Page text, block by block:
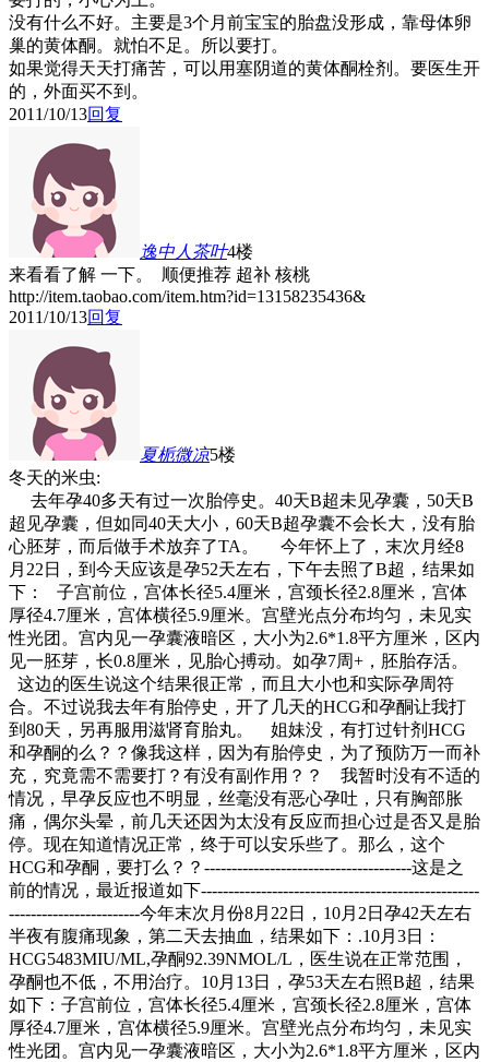
没有什么不好。主要是3个月前宝宝的胎盘没形成，靠母体卵
巢的黄体酮。就怕不足。所以要打。
如果觉得天天打痛苦，可以用塞阴道的黄体酮栓剂。要医生开
的，外面买不到。
2011/10/13回复
逸中人茶叶4楼
来看看了解 一下。
顺便推荐 超补 核桃
http://item.taobao.com/item.htm?id=13158235436&
2011/10/13回复
夏栀微凉5楼
冬天的米虫:
去年孕40多天有过一次胎停史。40天B超未见孕囊，50天B
超见孕囊，但如同40天大小，60天B超孕囊不会长大，没有胎
心胚芽，而后做手术放弃了TA。 今年怀上了，末次月经8
月22日，到今天应该是孕52天左右，下午去照了B超，结果如
下： 子宫前位，宫体长径5.4厘米，宫颈长径2.8厘米，宫体
厚径4.7厘米，宫体横径5.9厘米。宫壁光点分布均匀，未见实
性光团。宫内见一孕囊液暗区，大小为2.6*1.8平方厘米，区内
见一胚芽，长0.8厘米，见胎心搏动。如孕7周+，胚胎存活。
这边的医生说这个结果很正常，而且大小也和实际孕周符
合。不过说我去年有胎停史，开了几天的HCG和孕酮让我打
到80天，另再服用滋肾育胎丸。 姐妹没，有打过针剂HCG
和孕酮的么？？像我这样，因为有胎停史，为了预防万一而补
充，究竟需不需要打？有没有副作用？？ 我暂时没有不适的
情况，早孕反应也不明显，丝毫没有恶心孕吐，只有胸部胀
痛，偶尔头晕，前几天还因为太没有反应而担心过是否又是胎
停。现在知道情况正常，终于可以安乐些了。那么，这个
HCG和孕酮，要打么？？--------------------------------------这是之
前的情况，最近报道如下---------------------------------------------------
------------------------今年末次月份8月22日，10月2日孕42天左右
半夜有腹痛现象，第二天去抽血，结果如下：.10月3日：
HCG5483MIU/ML,孕酮92.39NMOL/L，医生说在正常范围，
孕酮也不低，不用治疗。10月13日，孕53天左右照B超，结果
如下：子宫前位，宫体长径5.4厘米，宫颈长径2.8厘米，宫体
厚径4.7厘米，宫体横径5.9厘米。宫壁光点分布均匀，未见实
性光团。宫内见一孕囊液暗区，大小为2.6*1.8平方厘米，区内